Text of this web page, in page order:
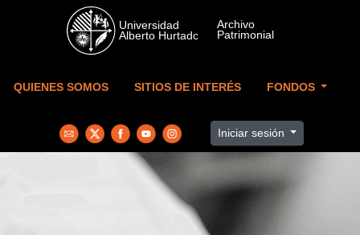
Skip to main content
QUIENES SOMOS SITIOS DE INTERÉS FONDOS
Iniciar sesión